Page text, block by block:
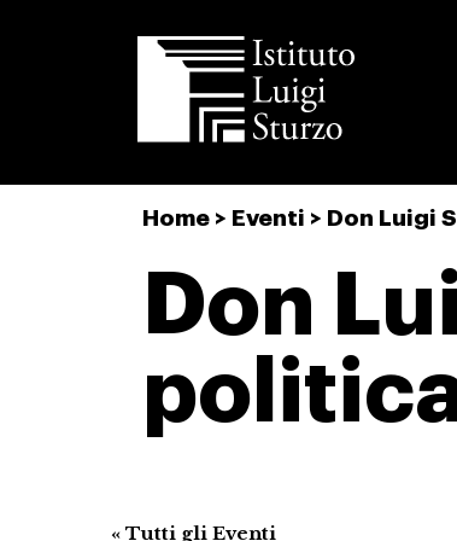
Istituto
Luigi
Home > Eventi > Don Luigi
Don
« Tutti gli Eventi